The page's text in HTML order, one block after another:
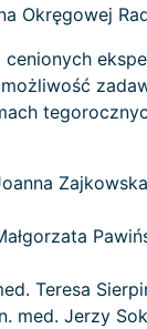
Okręgowej
Zajkowska
Teresa
med. Jerzy